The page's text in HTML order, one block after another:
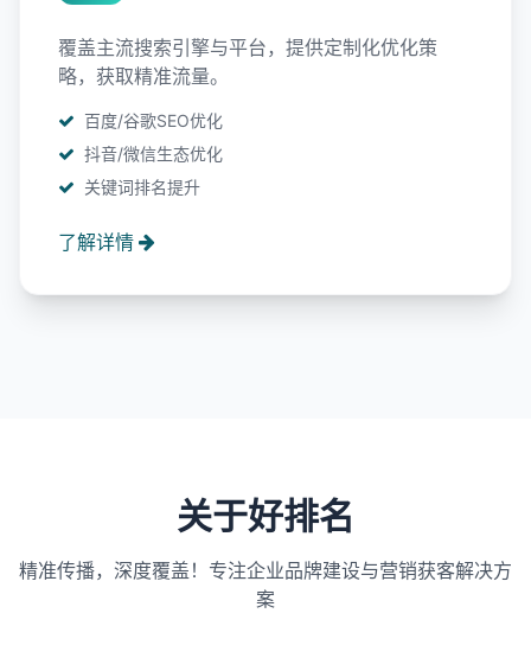
覆盖主流搜索引擎与平台，提供定制化优化策
略，获取精准流量。
百度/谷歌SEO优化
抖音/微信生态优化
关键词排名提升
了解详情
关于好排名
精准传播，深度覆盖！专注企业品牌建设与营销获客解决方
案